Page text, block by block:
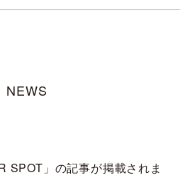
NEWS
SPOT」の記事が掲載されま